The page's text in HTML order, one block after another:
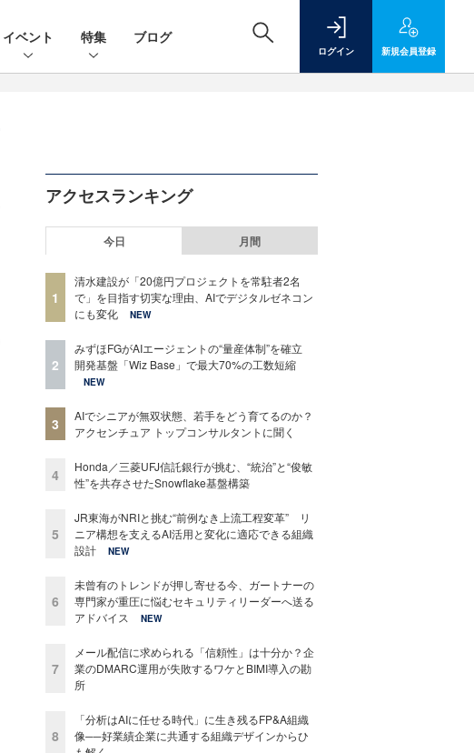
イベント 特集 ブログ
ログイン 新規会員登録
アクセスランキング
今日 月間
1
清水建設が「20億円プロジェクトを常駐者2名
で」を目指す切実な理由、AIでデジタルゼネコン
にも変化
NEW
2
みずほFGがAIエージェントの“量産体制”を確立
開発基盤「Wiz Base」で最大70%の工数短縮
NEW
3
AIでシニアが無双状態、若手をどう育てるのか？
アクセンチュア トップコンサルタントに聞く
4
Honda／三菱UFJ信託銀行が挑む、“統治”と“俊敏
性”を共存させたSnowflake基盤構築
5
JR東海がNRIと挑む“前例なき上流工程変革” リ
ニア構想を支えるAI活用と変化に適応できる組織
設計
NEW
6
未曾有のトレンドが押し寄せる今、ガートナーの
専門家が重圧に悩むセキュリティリーダーへ送る
アドバイス
NEW
7
メール配信に求められる「信頼性」は十分か？企
業のDMARC運用が失敗するワケとBIMI導入の勘
所
8
「分析はAIに任せる時代」に生き残るFP&A組織
像──好業績企業に共通する組織デザインからひ